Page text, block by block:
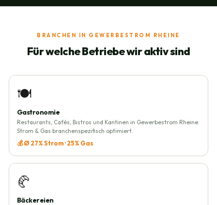
BRANCHEN IN GEWERBESTROM RHEINE
Für welche Betriebe wir aktiv sind
🍽️
Gastronomie
Restaurants, Cafés, Bistros und Kantinen in Gewerbestrom Rheine.
Strom & Gas branchenspezifisch optimiert.
💰 Ø 27% Strom · 25% Gas
🥐
Bäckereien